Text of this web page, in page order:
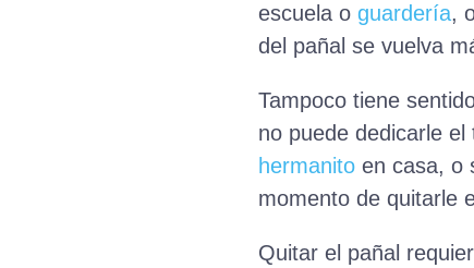
escuela o guardería,
del pañal se vuelva
Tampoco tiene
no puede dedicarle
hermanito en casa, o
momento de quitarle
Quitar el pañal